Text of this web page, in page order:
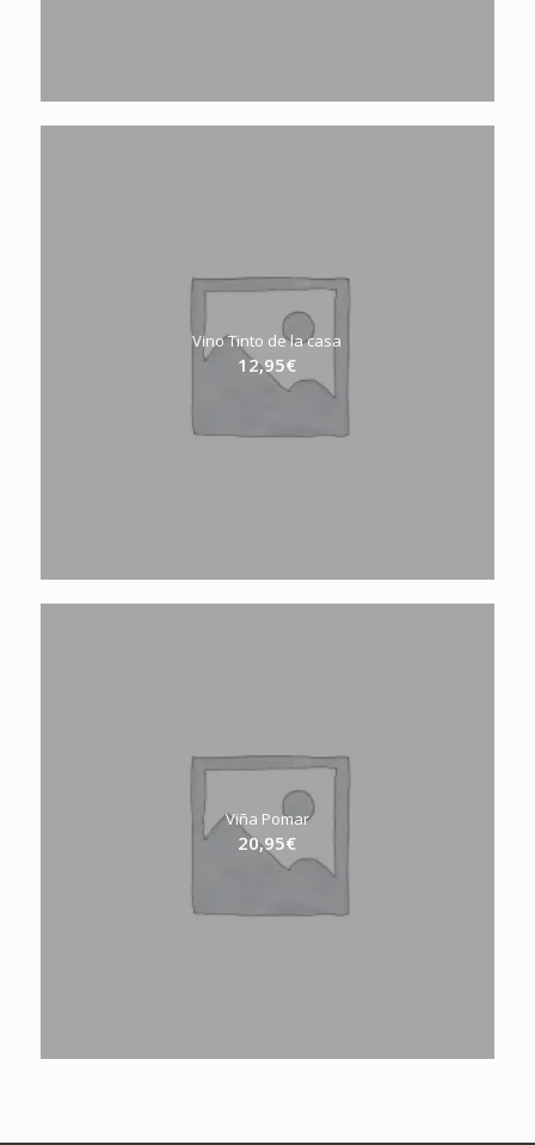
Vino Tinto de la casa
12,95€
Viña Pomar
20,95€